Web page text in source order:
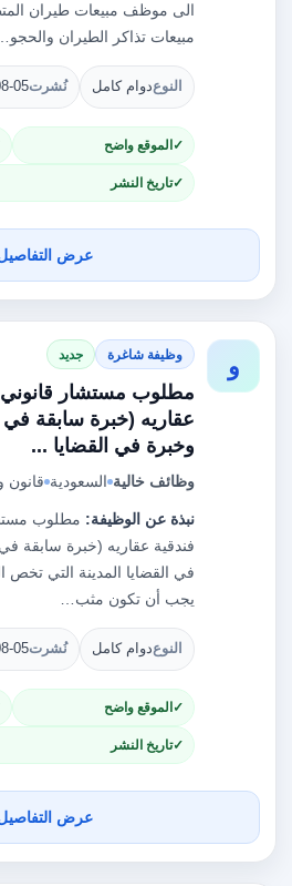
الى موظف مبيعات طيران
مبيعات تذاكر الطيران والحجو…
النوعدوام كامل نُشرت05
الموقع واضح
تاريخ النشر
عرض
و وظيفة شاغرة جديد
مطلوب مستشار قانوني
عقاريه (خبرة سابقة في
وخبرة في القضايا ...
وظائف خالية السعودية قانون
نبذة عن الوظيفة: مطلوب
فندقية عقاريه (خبرة سابقة في
في القضايا المدينة التي تخص
يجب أن تكون مثب…
النوعدوام كامل نُشرت05
الموقع واضح
تاريخ النشر
عرض